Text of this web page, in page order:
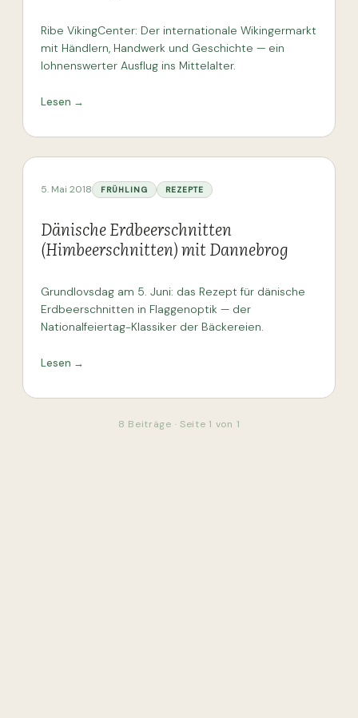
Ribe VikingCenter: Der internationale Wikingermarkt
mit Händlern, Handwerk und Geschichte — ein
lohnenswerter Ausflug ins Mittelalter.
Lesen →
5. Mai 2018 FRÜHLING REZEPTE
Dänische Erdbeerschnitten
(Himbeerschnitten) mit Dannebrog
Grundlovsdag am 5. Juni: das Rezept für dänische
Erdbeerschnitten in Flaggenoptik — der
Nationalfeiertag-Klassiker der Bäckereien.
Lesen →
8 Beiträge · Seite 1 von 1